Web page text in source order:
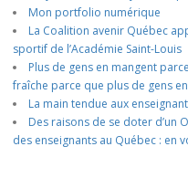
Mon portfolio numérique
La Coalition avenir Québec
sportif de l’Académie Saint-Louis
Plus de gens en mangent
fraîche parce que plus de gens
La main tendue aux
Des raisons de se doter d’un
des enseignants au Québec : en